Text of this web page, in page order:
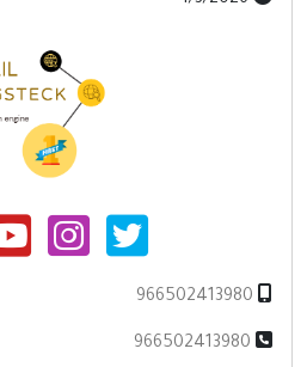
966502413980
966502413980